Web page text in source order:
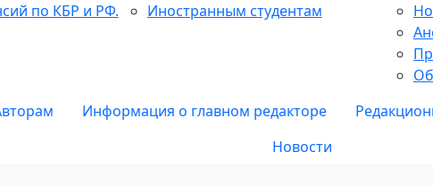
по КБР и РФ.
Иностранным студентам
Информация о главном редакторе
Новости